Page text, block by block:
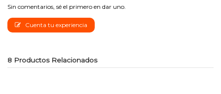
Sin comentarios, sé el primero en dar uno.
Cuenta tu experiencia
8 Productos Relacionados